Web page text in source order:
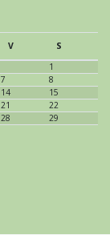
V
S
1
7
8
14
15
21
22
28
29